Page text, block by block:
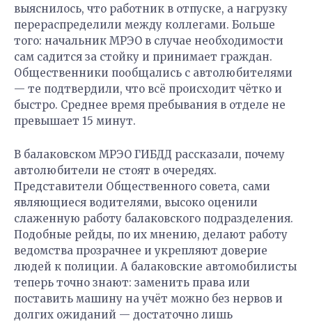
выяснилось, что работник в отпуске, а нагрузку
перераспределили между коллегами. Больше
того: начальник МРЭО в случае необходимости
сам садится за стойку и принимает граждан.
Общественники пообщались с автолюбителями
— те подтвердили, что всё происходит чётко и
быстро. Среднее время пребывания в отделе не
превышает 15 минут.
В балаковском МРЭО ГИБДД рассказали, почему
автолюбители не стоят в очередях.
Представители Общественного совета, сами
являющиеся водителями, высоко оценили
слаженную работу балаковского подразделения.
Подобные рейды, по их мнению, делают работу
ведомства прозрачнее и укрепляют доверие
людей к полиции. А балаковские автомобилисты
теперь точно знают: заменить права или
поставить машину на учёт можно без нервов и
долгих ожиданий — достаточно лишь